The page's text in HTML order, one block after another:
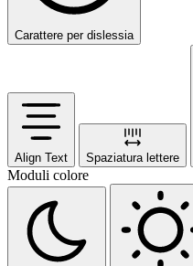
Carattere per dislessia
Align Text Spaziatura lettere
Moduli colore